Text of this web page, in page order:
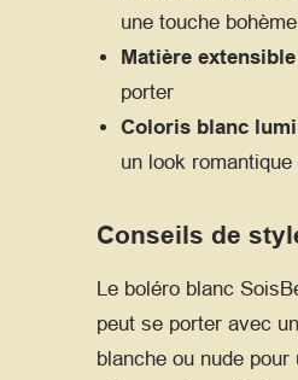
une touche
Matière extensible
porter
Coloris blanc
un look
Conseils de
Le boléro blanc
peut se porter avec
blanche ou nude pour